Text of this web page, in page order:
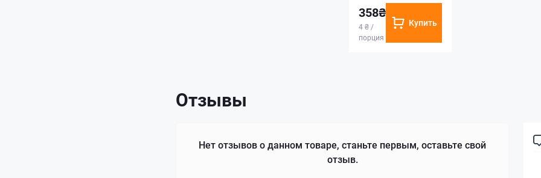
358₴
4 ₴ /
порция
Купить
Отзывы
Нет отзывов о данном товаре, станьте первым, оставьте свой
отзыв.